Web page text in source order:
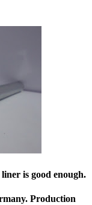
is good enough.
Production